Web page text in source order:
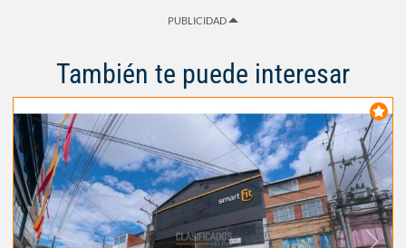
PUBLICIDAD
También te puede interesar